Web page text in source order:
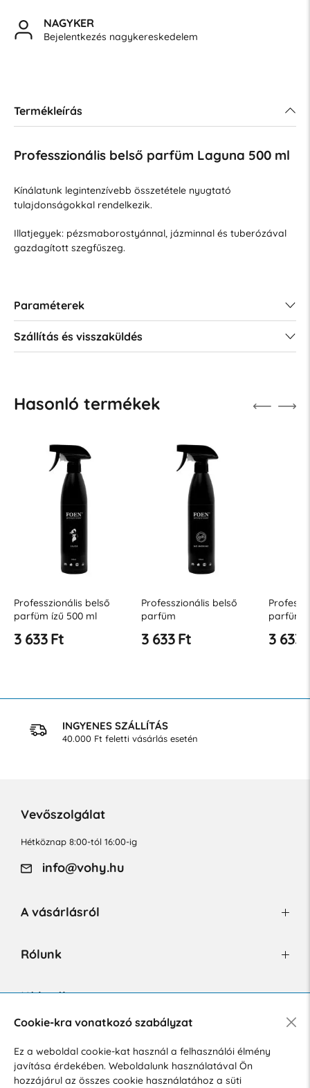
NAGYKER
Bejelentkezés nagykereskedelem
Termékleírás
Professzionális belső parfüm Laguna 500 ml
Kínálatunk legintenzívebb összetétele nyugtató
tulajdonságokkal rendelkezik.
Illatjegyek: pézsmaborostyánnal, jázminnal és tuberózával
gazdagított szegfűszeg.
Paraméterek
Szállítás és visszaküldés
Hasonló termékek
Professzionális belső
parfüm
3 633 Ft
Professzionális belső
parfüm Jack 500 ml
3 633 Ft
parfüm
3 633
INGYENES SZÁLLÍTÁS
40.000 Ft feletti vásárlás esetén
Vevőszolgálat
Hétköznap 8:00-tól 16:00-ig
info@vohy.hu
A vásárlásról
Rólunk
Hírlevél
Hozzájárulok a személyes adatok marketing célú kezeléséhez.
Személyes adatok védelmére vonatkozó szabályzat.
Cookie-kra vonatkozó szabályzat
Ez a weboldal cookie-kat használ a felhasználói élmény
javítása érdekében. Weboldalunk használatával Ön
hozzájárul az összes cookie használatához a süti